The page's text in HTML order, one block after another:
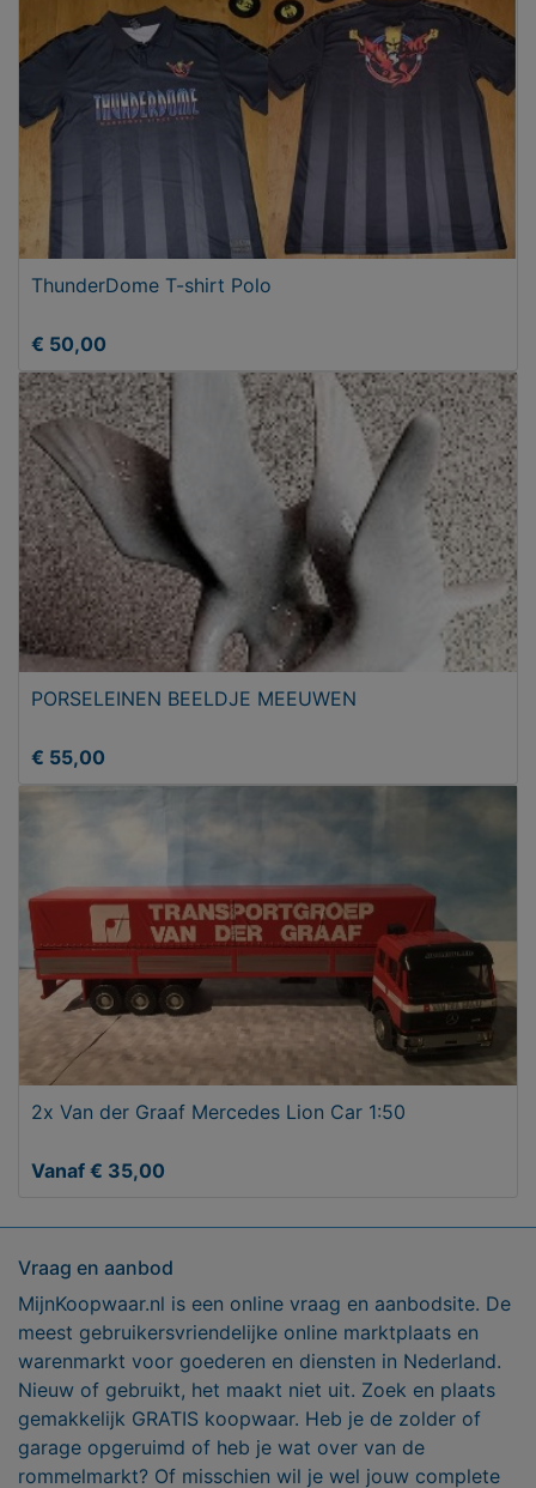
ThunderDome T-shirt Polo
€ 50,00
PORSELEINEN BEELDJE MEEUWEN
€ 55,00
2x Van der Graaf Mercedes Lion Car 1:50
Vanaf € 35,00
Vraag en aanbod
MijnKoopwaar.nl is een online vraag en aanbodsite. De
meest gebruikersvriendelijke online marktplaats en
warenmarkt voor goederen en diensten in Nederland.
Nieuw of gebruikt, het maakt niet uit. Zoek en plaats
gemakkelijk GRATIS koopwaar. Heb je de zolder of
garage opgeruimd of heb je wat over van de
rommelmarkt? Of misschien wil je wel jouw complete